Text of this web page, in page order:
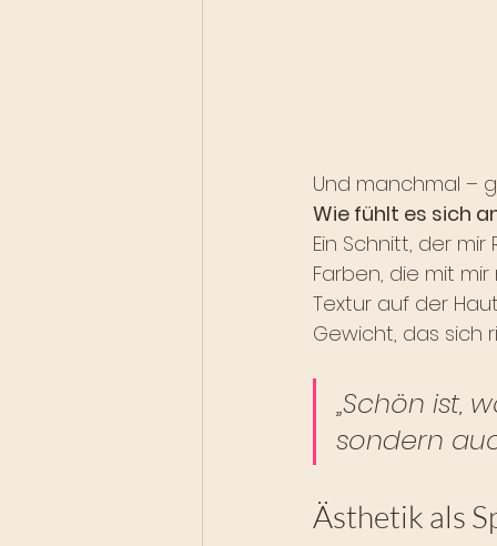
Und manchmal –
Wie fühlt es sich
Ein Schnitt, der mir
Farben, die mit
Textur auf der
Gewicht, das sich
„Schön ist,
sondern
Ästhetik als